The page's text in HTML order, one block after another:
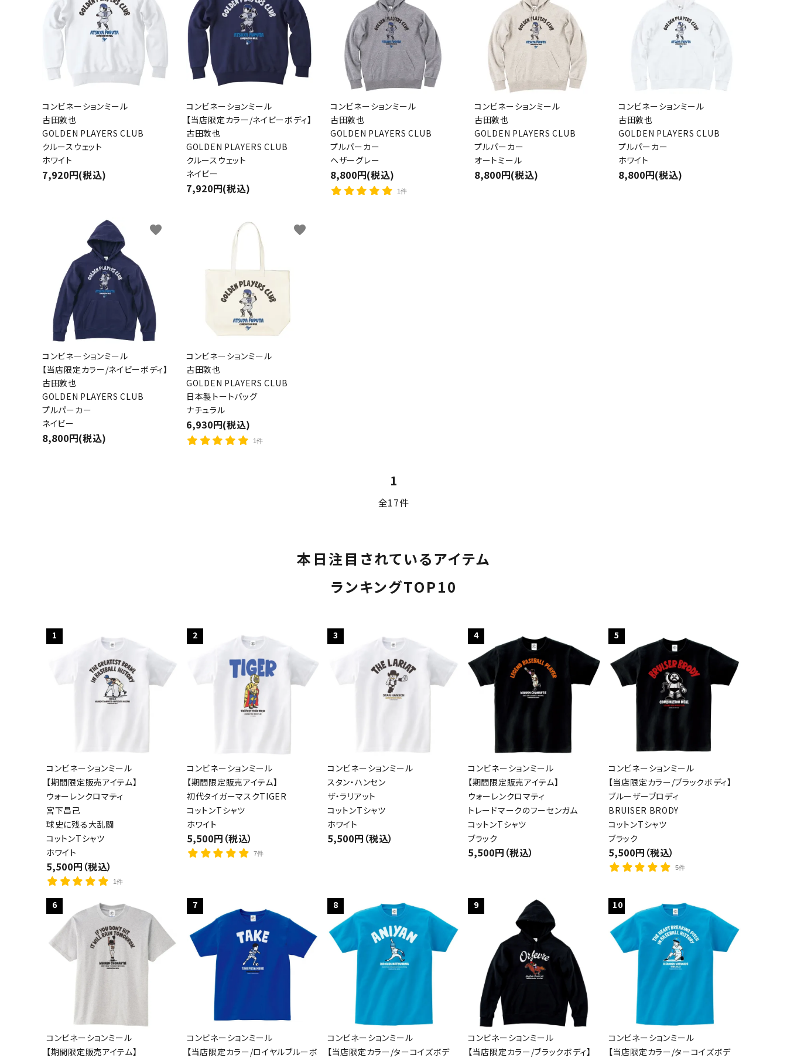
コンビネーションミール
古田敦也
GOLDEN PLAYERS CLUB
クルースウェット
ホワイト
7,920円(税込)
コンビネーションミール
【当店限定カラー/ネイビーボディ】
古田敦也
GOLDEN PLAYERS CLUB
クルースウェット
ネイビー
7,920円(税込)
コンビネーションミール
古田敦也
GOLDEN PLAYERS CLUB
プルパーカー
ヘザーグレー
8,800円(税込)
1件
コンビネーションミール
古田敦也
GOLDEN PLAYERS CLUB
プルパーカー
オートミール
8,800円(税込)
コンビネーションミール
古田敦也
GOLDEN PLAYERS CLUB
プルパーカー
ホワイト
8,800円(税込)
コンビネーションミール
【当店限定カラー/ネイビーボディ】
古田敦也
GOLDEN PLAYERS CLUB
プルパーカー
ネイビー
8,800円(税込)
favorite
コンビネーションミール
古田敦也
GOLDEN PLAYERS CLUB
日本製トートバッグ
ナチュラル
6,930円(税込)
1件
favorite
1
全17件
close
本日注目されているアイテム
ランキングTOP10
1
コンビネーションミール
【期間限定販売アイテム】
ウォーレンクロマティ
宮下昌己
球史に残る大乱闘
コットンTシャツ
ホワイト
5,500円（税込）
1件
2
コンビネーションミール
【期間限定販売アイテム】
初代タイガーマスクTIGER
コットンTシャツ
ホワイト
5,500円（税込）
7件
3
コンビネーションミール
スタン・ハンセン
ザ・ラリアット
コットンTシャツ
ホワイト
5,500円（税込）
4
コンビネーションミール
【期間限定販売アイテム】
ウォーレンクロマティ
トレードマークのフーセンガム
コットンTシャツ
ブラック
5,500円（税込）
5
コンビネーションミール
【当店限定カラー/ブラックボディ】
ブルーザーブロディ
BRUISER BRODY
コットンTシャツ
ブラック
5,500円（税込）
5件
6
コンビネーションミール
【期間限定販売アイテム】
7
コンビネーションミール
【当店限定カラー/ロイヤルブルーボ
8
コンビネーションミール
【当店限定カラー/ターコイズボデ
9
コンビネーションミール
【当店限定カラー/ブラックボディ】
10
コンビネーションミール
【当店限定カラー/ターコイズボデ